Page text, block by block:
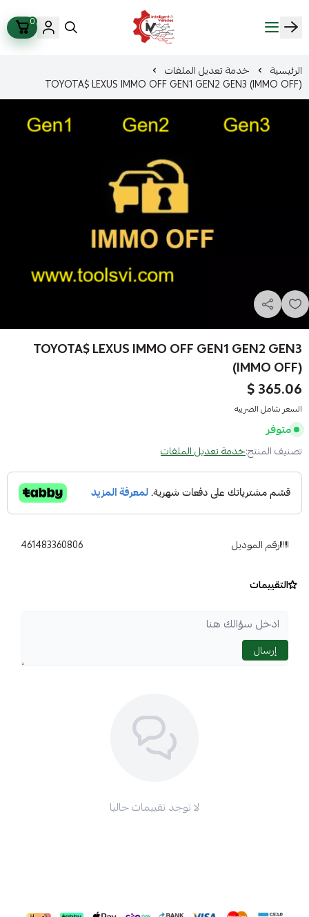
ذكاء المركبات Intelligent Vehicles
0
الرئيسية خدمة تعديل الملفات
TOYOTA$ LEXUS IMMO OFF GEN1 GEN2 GEN3 (IMMO OFF)
TOYOTA$ LEXUS IMMO OFF GEN1 GEN2 GEN3
(IMMO OFF)
365.06 $
السعر شامل الضريبه
متوفر
تصنيف المنتج:خدمة تعديل الملفات
رقم الموديل 461483360806
التقييمات
إرسال
لا توجد تقييمات حاليا